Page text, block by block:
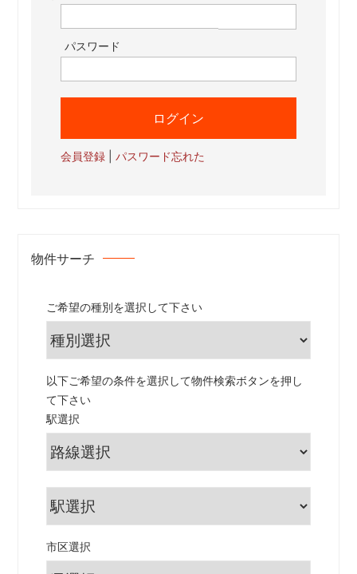
パスワード
会員登録 |パスワード忘れた
物件サーチ
ご希望の種別を選択して下さい
以下ご希望の条件を選択して物件検索ボタンを押し
て下さい
駅選択
市区選択